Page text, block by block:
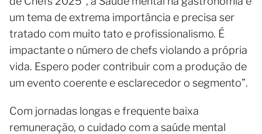
um tema de extrema importância e precisa ser
tratado com muito tato e profissionalismo. É
impactante o número de chefs violando a própria
vida. Espero poder contribuir com a produção de
um evento coerente e esclarecedor o segmento”.
Com jornadas longas e frequente baixa
remuneração, o cuidado com a saúde mental